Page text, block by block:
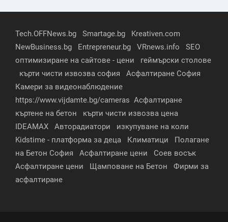
Tech.OFFNews.bg Smartage.bg
Kreativen.com
NewBusiness.bg
Entrepreneur.bg VRnews.info
SEO
оптимизиране на сайтове - цени
геймърски столове
кърти чисти извозва софия
Асфалтиране София
Камери за видеонаблюдение
https://www.vijdamte.bg/cameras Асфалтиране
къртене на бетон
кърти чисти извозва цена
IDEAMAX
Авторадиатори
изкупуване на коли
Kidstime - платформа за деца
Климатици
Полагане
на Бетон София
Асфалтиране цени
Соев восък
Асфалтиране цени
Щамповане на Бетон
Фирми за
асфалтиране